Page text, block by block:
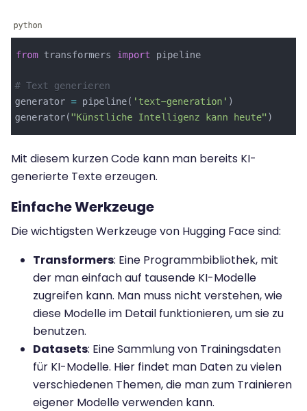
Mit diesem kurzen Code kann man bereits KI-
generierte Texte erzeugen.
Einfache Werkzeuge
Die wichtigsten Werkzeuge von Hugging Face sind:
Transformers: Eine Programmbibliothek, mit
der man einfach auf tausende KI-Modelle
zugreifen kann. Man muss nicht verstehen, wie
diese Modelle im Detail funktionieren, um sie zu
benutzen.
Datasets: Eine Sammlung von Trainingsdaten
für KI-Modelle. Hier findet man Daten zu vielen
verschiedenen Themen, die man zum Trainieren
eigener Modelle verwenden kann.